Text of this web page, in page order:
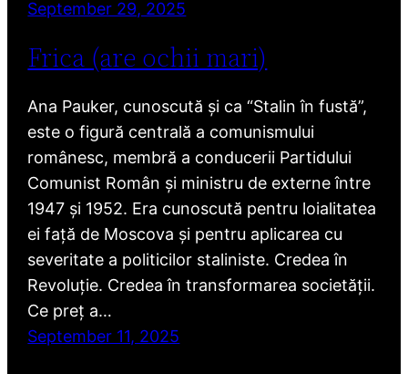
September 29, 2025
Frica (are ochii mari)
Ana Pauker, cunoscută și ca “Stalin în fustă”,
este o figură centrală a comunismului
românesc, membră a conducerii Partidului
Comunist Român și ministru de externe între
1947 și 1952. Era cunoscută pentru loialitatea
ei față de Moscova și pentru aplicarea cu
severitate a politicilor staliniste. Credea în
Revoluție. Credea în transformarea societății.
Ce preț a…
September 11, 2025